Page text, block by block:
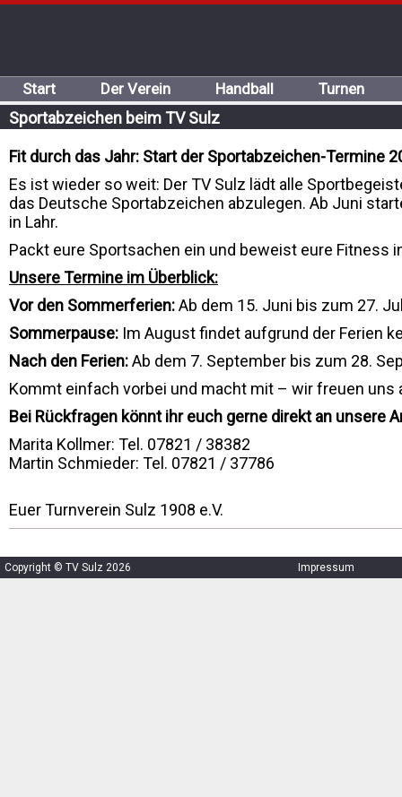
Start Der Verein Handball Turnen
Sportabzeichen beim TV Sulz
Fit durch das Jahr: Start der Sportabzeichen-Termine
Es ist wieder so weit: Der TV Sulz lädt alle
das Deutsche Sportabzeichen abzulegen. Ab Juni
in Lahr.
Packt eure Sportsachen ein und beweist eure Fitness
Unsere Termine im Überblick:
Vor den Sommerferien:Ab dem 15. Juni bis zum 27.
Sommerpause: Im August findet aufgrund der Ferien
Nach den Ferien:Ab dem 7. September bis zum 28.
Kommt einfach vorbei und macht mit – wir freuen
Bei Rückfragen könnt ihr euch gerne direkt an unsere
Marita Kollmer: Tel. 07821 / 38382
Martin Schmieder: Tel. 07821 / 37786
Euer Turnverein Sulz 1908 e.V.
Copyright © TV Sulz 2026 Impressum